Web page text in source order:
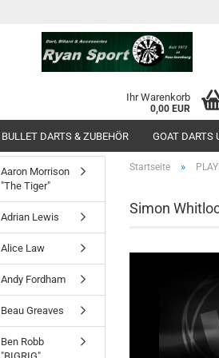
Ihr Warenkorb
0,00 EUR
BULLET DARTS & ZUBEHÖR GOAT DARTS
Startseite »
Simon
Aaron Morrison
"The Tiger"
Adrian Lewis
Alice Law
Andy Fordham
Beau Greaves
Ben Robb